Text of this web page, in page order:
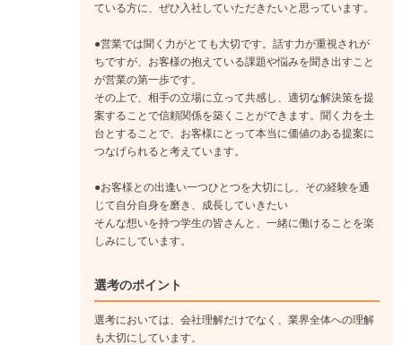
ている方に、ぜひ入社していただきたいと思っています。
●営業では聞く力がとても大切です。話す力が重視されが
ちですが、お客様の抱えている課題や悩みを聞き出すこと
が営業の第一歩です。
その上で、相手の立場に立って共感し、適切な解決策を提
案することで信頼関係を築くことができます。聞く力を土
台とすることで、お客様にとって本当に価値のある提案に
つなげられると考えています。
●お客様との出逢い一つひとつを大切にし、その経験を通
じて自分自身を磨き、成長していきたい
そんな想いを持つ学生の皆さんと、一緒に働けることを楽
しみにしています。
選考のポイント
選考においては、会社理解だけでなく、業界全体への理解
も大切にしています。